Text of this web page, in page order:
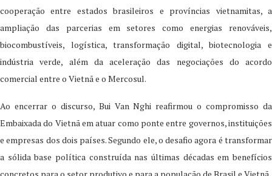
cooperação entre estados brasileiros e províncias vietnamitas, a
ampliação das parcerias em setores como energias renováveis,
biocombustíveis, logística, transformação digital, biotecnologia e
indústria verde, além da aceleração das negociações do acordo
comercial entre o Vietnã e o Mercosul.
Ao encerrar o discurso, Bui Van Nghi reafirmou o compromisso da
Embaixada do Vietnã em atuar como ponte entre governos, instituições
e empresas dos dois países. Segundo ele, o desafio agora é transformar
a sólida base política construída nas últimas décadas em benefícios